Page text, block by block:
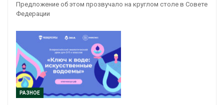
Предложение об этом прозвучало на круглом столе в Совете
Федерации
РАЗНОЕ